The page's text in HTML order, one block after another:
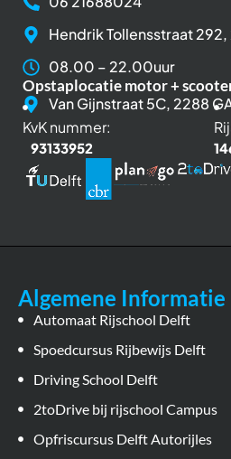
Hendrik Tollensstraat
08.00 – 22.00uur
Opstaplocatie motor +
Van Gijnstraat 5C, 2288
KvK nummer:
93133952
Algemene Informatie
Automaat Rijschool Delft
Spoedcursus Rijbewijs Delft
Driving School Delft
2toDrive bij rijschool Campus
Opfriscursus Delft Autorijles